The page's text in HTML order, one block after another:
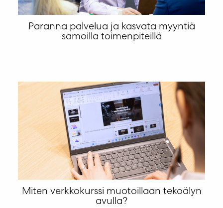
Paranna palvelua ja kasvata myyntiä
samoilla toimenpiteillä
Miten verkkokurssi muotoillaan tekoälyn
avulla?